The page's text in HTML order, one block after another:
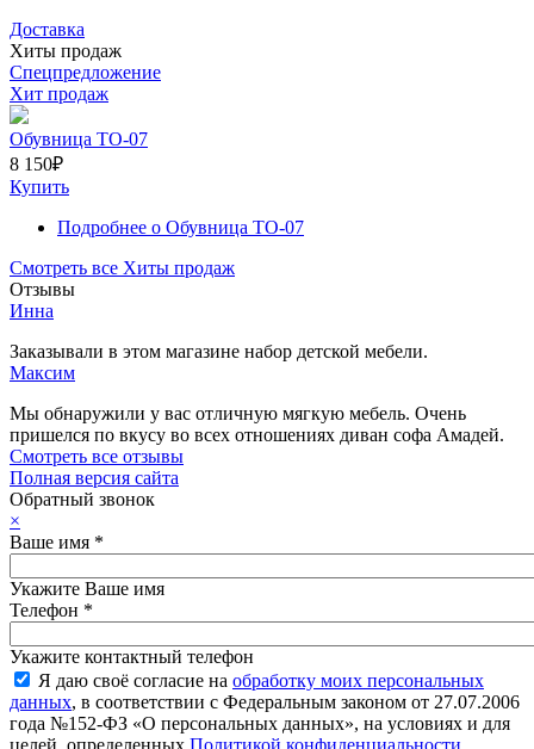
Доставка
Хиты продаж
Спецпредложение
Хит продаж
Обувница ТО-07
8 150₽
Купить
Подробнее о Обувница ТО-07
Смотреть все Хиты продаж
Отзывы
Инна
Заказывали в этом магазине набор детской мебели.
Максим
Мы обнаружили у вас отличную мягкую мебель. Очень
пришелся по вкусу во всех отношениях диван софа Амадей.
Смотреть все отзывы
Полная версия сайта
Обратный звонок
×
Ваше имя *
Укажите Ваше имя
Телефон *
Укажите контактный телефон
Я даю своё согласие на обработку моих персональных
данных, в соответствии с Федеральным законом от 27.07.2006
года №152-ФЗ «О персональных данных», на условиях и для
целей, определенных Политикой конфиденциальности